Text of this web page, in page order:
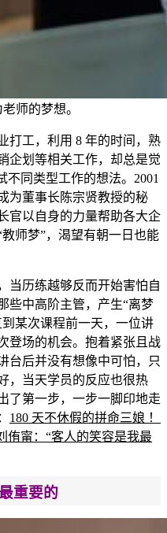
师的梦想。
打工，利用 8 年的时间，熟
企划等相关工作，却总是觉
不同类型工作的想法。2001
为董事长陈宗贤教授的秘
官以自身的力量帮助各大企
师梦”，渴望有朝一日也能
当历练越够反而开始害怕自
些中高阶主管，产生“离梦
到某次课程前一天，一位讲
登场的机会。抱着紧张且战
台后并没有想像中可怕，只
，当天学员的反应也很热
了第一步，一步一脚印地走
180 天不休假的拼命三娘 ！
侑甯：“客人的笑容是我最
重要的